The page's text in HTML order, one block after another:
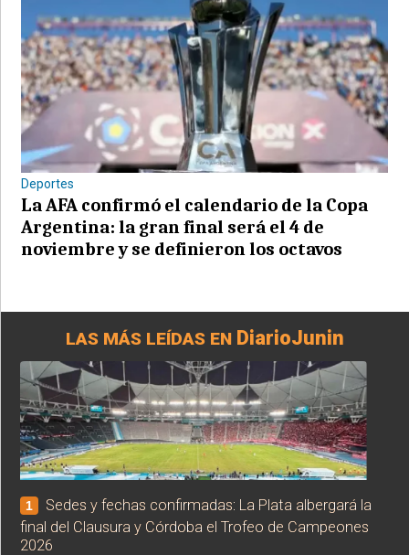
Deportes
La AFA confirmó el calendario de la Copa
Argentina: la gran final será el 4 de
noviembre y se definieron los octavos
LAS MÁS LEÍDAS ENDiarioJunin
1
Sedes y fechas confirmadas: La Plata albergará la
final del Clausura y Córdoba el Trofeo de Campeones
2026